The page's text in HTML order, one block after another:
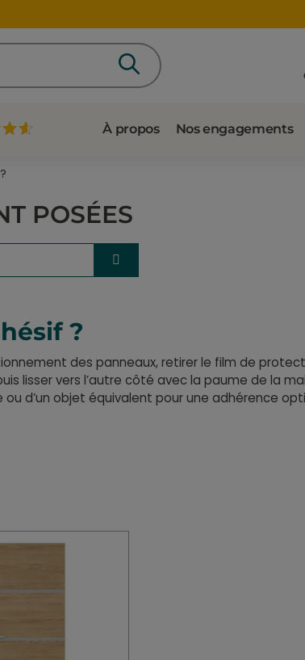
À propos Nos engagements
POSÉES
?
des panneaux, retirer le film de
lisser vers l’autre côté avec la paume de la
ou d’un objet équivalent pour une adhérence